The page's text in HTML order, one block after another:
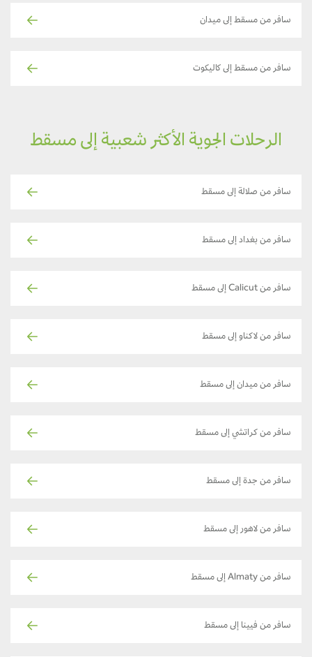
سافر من مسقط إلى ميدان
سافر من مسقط إلى كاليكوت
الرحلات الجوية الأكثر شعبية إلى مسقط
سافر من صلالة إلى مسقط
سافر من بغداد إلى مسقط
سافر من Calicut إلى مسقط
سافر من لاكناو إلى مسقط
سافر من ميدان إلى مسقط
سافر من كراتشي إلى مسقط
سافر من جدة إلى مسقط
سافر من لاهور إلى مسقط
سافر من Almaty إلى مسقط
سافر من فيينا إلى مسقط